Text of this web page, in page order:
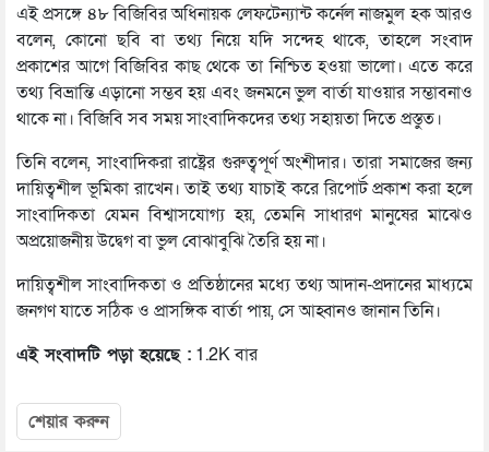
এই প্রসঙ্গে ৪৮ বিজিবির অধিনায়ক লেফটেন্যান্ট কর্নেল নাজমুল হক আরও
বলেন, কোনো ছবি বা তথ্য নিয়ে যদি সন্দেহ থাকে, তাহলে সংবাদ
প্রকাশের আগে বিজিবির কাছ থেকে তা নিশ্চিত হওয়া ভালো। এতে করে
তথ্য বিভ্রান্তি এড়ানো সম্ভব হয় এবং জনমনে ভুল বার্তা যাওয়ার সম্ভাবনাও
থাকে না। বিজিবি সব সময় সাংবাদিকদের তথ্য সহায়তা দিতে প্রস্তুত।
তিনি বলেন, সাংবাদিকরা রাষ্ট্রের গুরুত্বপূর্ণ অংশীদার। তারা সমাজের জন্য
দায়িত্বশীল ভূমিকা রাখেন। তাই তথ্য যাচাই করে রিপোর্ট প্রকাশ করা হলে
সাংবাদিকতা যেমন বিশ্বাসযোগ্য হয়, তেমনি সাধারণ মানুষের মাঝেও
অপ্রয়োজনীয় উদ্বেগ বা ভুল বোঝাবুঝি তৈরি হয় না।
দায়িত্বশীল সাংবাদিকতা ও প্রতিষ্ঠানের মধ্যে তথ্য আদান-প্রদানের মাধ্যমে
জনগণ যাতে সঠিক ও প্রাসঙ্গিক বার্তা পায়, সে আহ্বানও জানান তিনি।
এই সংবাদটি পড়া হয়েছে : 1.2K বার
শেয়ার করুন